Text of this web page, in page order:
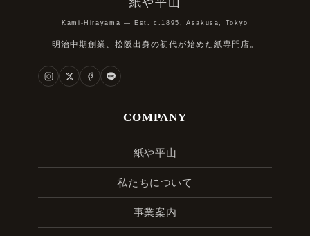
紙や平山
Kami-Hirayama — Est. c.1895, Asakusa, Tokyo
明治中期創業、松阪出身の初代が始めた紙専門店。
COMPANY
紙や平山
私たちについて
事業案内